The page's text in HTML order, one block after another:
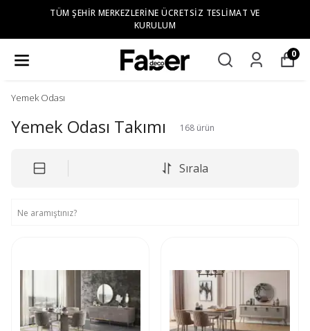
TÜM ŞEHIR MERKEZLERINE ÜCRETSIZ TESLIMAT VE
KURULUM
0
Yemek Odası
Yemek Odası Takımı 168 ürün
Sırala